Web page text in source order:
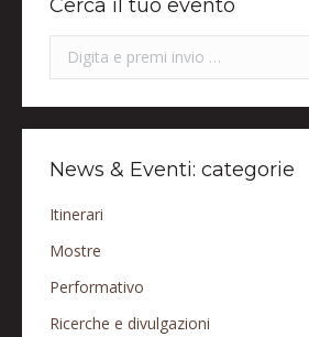
Cerca il tuo evento
Search:
News & Eventi: categorie
Itinerari
Mostre
Performativo
Ricerche e divulgazioni